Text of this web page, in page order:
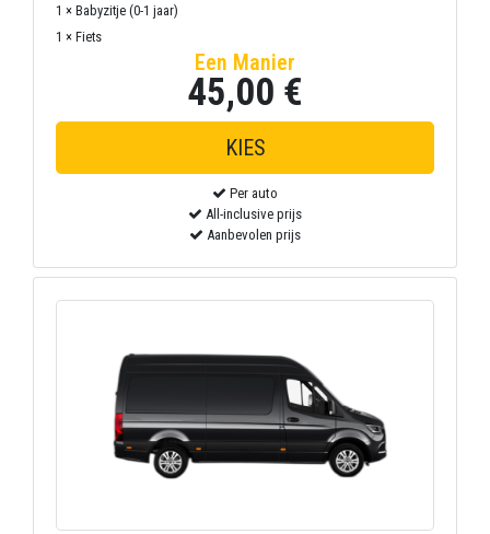
1 × Babyzitje (0-1 jaar)
1 × Fiets
Een Manier
45,00 €
Per auto
All-inclusive prijs
Aanbevolen prijs